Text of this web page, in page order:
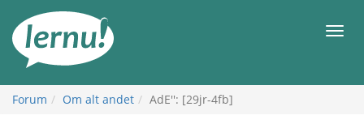
indholdet
Forum Om alt andet AdE'': [29jr-4fb]